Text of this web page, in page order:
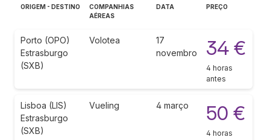
ORIGEM - DESTINO
COMPANHIAS
AÉREAS
DATA PREÇO
Porto (OPO)
Estrasburgo
(SXB)
Volotea
17
novembro
34 €
4 horas
antes
Lisboa (LIS)
Estrasburgo
(SXB)
Vueling 4 março 50 €
4 horas